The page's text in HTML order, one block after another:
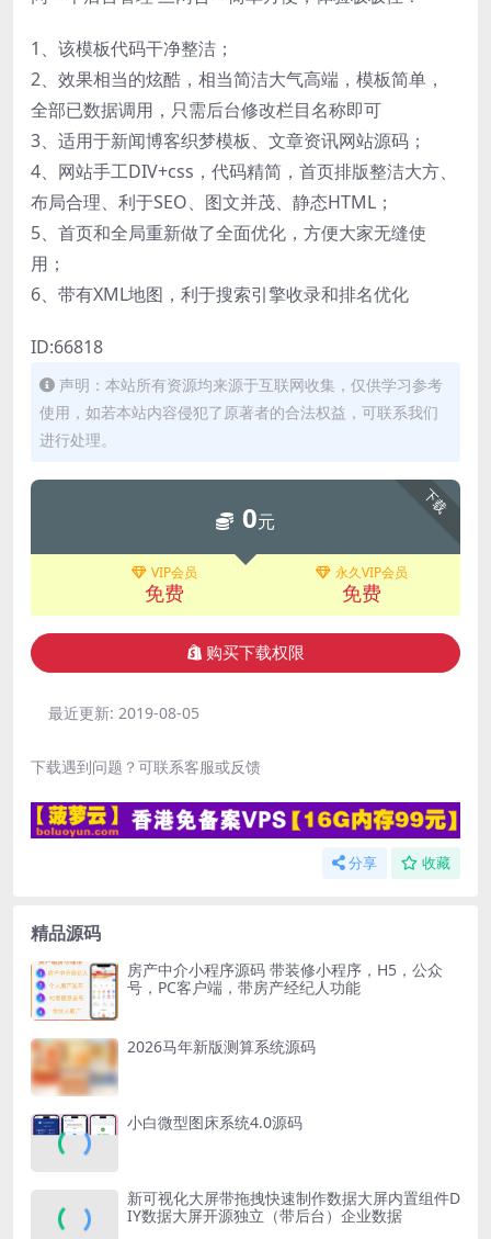
1、该模板代码干净整洁；
2、效果相当的炫酷，相当简洁大气高端，模板简单，
全部已数据调用，只需后台修改栏目名称即可
3、适用于新闻博客织梦模板、文章资讯网站源码；
4、网站手工DIV+css，代码精简，首页排版整洁大方、
布局合理、利于SEO、图文并茂、静态HTML；
5、首页和全局重新做了全面优化，方便大家无缝使
用；
6、带有XML地图，利于搜索引擎收录和排名优化
ID:66818
声明：本站所有资源均来源于互联网收集，仅供学习参考
使用，如若本站内容侵犯了原著者的合法权益，可联系我们
进行处理。
下载
0元
VIP会员
免费
永久VIP会员
免费
购买下载权限
最近更新: 2019-08-05
下载遇到问题？可联系客服或反馈
分享 收藏
精品源码
房产中介小程序源码 带装修小程序，H5，公众
号，PC客户端，带房产经纪人功能
2026马年新版测算系统源码
小白微型图床系统4.0源码
新可视化大屏带拖拽快速制作数据大屏内置组件D
IY数据大屏开源独立（带后台）企业数据